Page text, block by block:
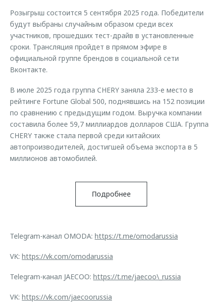
Розыгрыш состоится 5 сентября 2025 года. Победители
будут выбраны случайным образом среди всех
участников, прошедших тест-драйв в установленные
сроки. Трансляция пройдет в прямом эфире в
официальной группе брендов в социальной сети
Вконтакте.
В июле 2025 года группа CHERY заняла 233-е место в
рейтинге Fortune Global 500, поднявшись на 152 позиции
по сравнению с предыдущим годом. Выручка компании
составила более 59,7 миллиардов долларов США. Группа
CHERY также стала первой среди китайских
автопроизводителей, достигшей объема экспорта в 5
миллионов автомобилей.
Подробнее
Telegram-канал OMODA: https://t.me/omodarussia
VK: https://vk.com/omodarussia
Telegram-канал JAECOO: https://t.me/jaecoo\_russia
VK: https://vk.com/jaecoorussia